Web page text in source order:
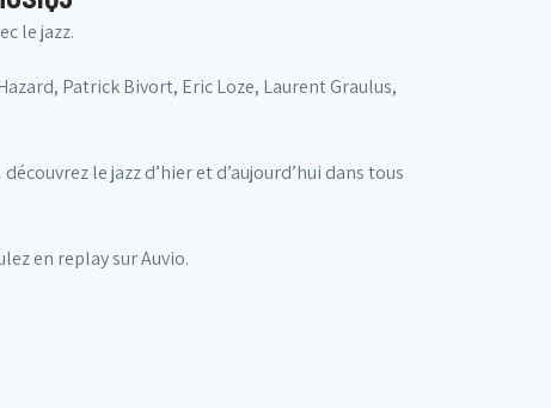
le jazz.
Patrick Bivort, Eric Loze, Laurent Graulus,
le jazz d’hier et d’aujourd’hui dans tous
en replay sur Auvio.